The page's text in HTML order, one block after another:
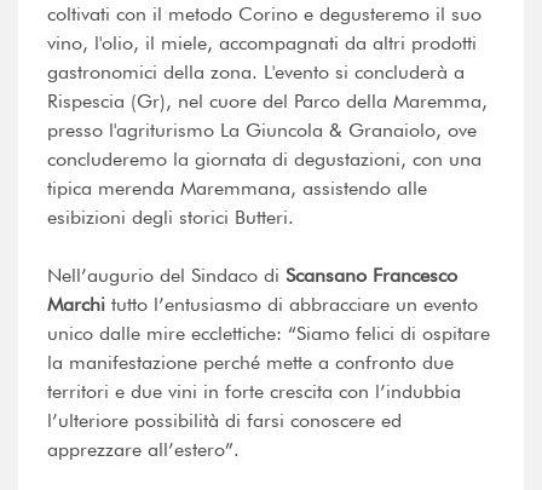
coltivati con il metodo Corino e degusteremo il suo
vino, l'olio, il miele, accompagnati da altri prodotti
gastronomici della zona. L'evento si concluderà a
Rispescia (Gr), nel cuore del Parco della Maremma,
presso l'agriturismo La Giuncola & Granaiolo, ove
concluderemo la giornata di degustazioni, con una
tipica merenda Maremmana, assistendo alle
esibizioni degli storici Butteri.
Nell’augurio del Sindaco di Scansano Francesco
Marchi tutto l’entusiasmo di abbracciare un evento
unico dalle mire ecclettiche: “Siamo felici di ospitare
la manifestazione perché mette a confronto due
territori e due vini in forte crescita con l’indubbia
l’ulteriore possibilità di farsi conoscere ed
apprezzare all’estero”.